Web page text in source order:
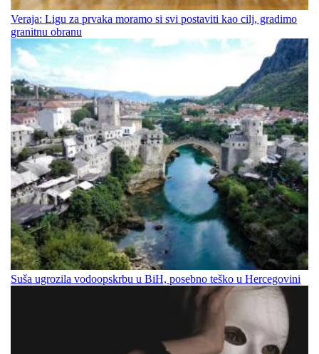
Veraja: Ligu za prvaka moramo si svi postaviti kao cilj, gradimo
granitnu obranu
Suša ugrozila vodoopskrbu u BiH, posebno teško u Hercegovini